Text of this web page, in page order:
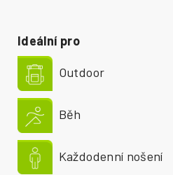
Ideální pro
Outdoor
Běh
Každodenní nošení